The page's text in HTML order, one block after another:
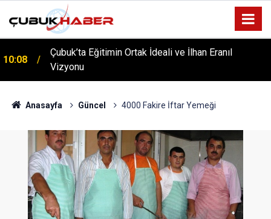
10:08
Çubuk’ta Eğitimin Ortak İdeali ve İlhan Eranıl
Vizyonu
12:06
ÇUBUK’TA ‘YAZA MERHABA’ COŞKUSU: Kursiyerler
Gönüllerince Eğlendi!
Anasayfa Güncel 4000 Fakire İftar Yemeği